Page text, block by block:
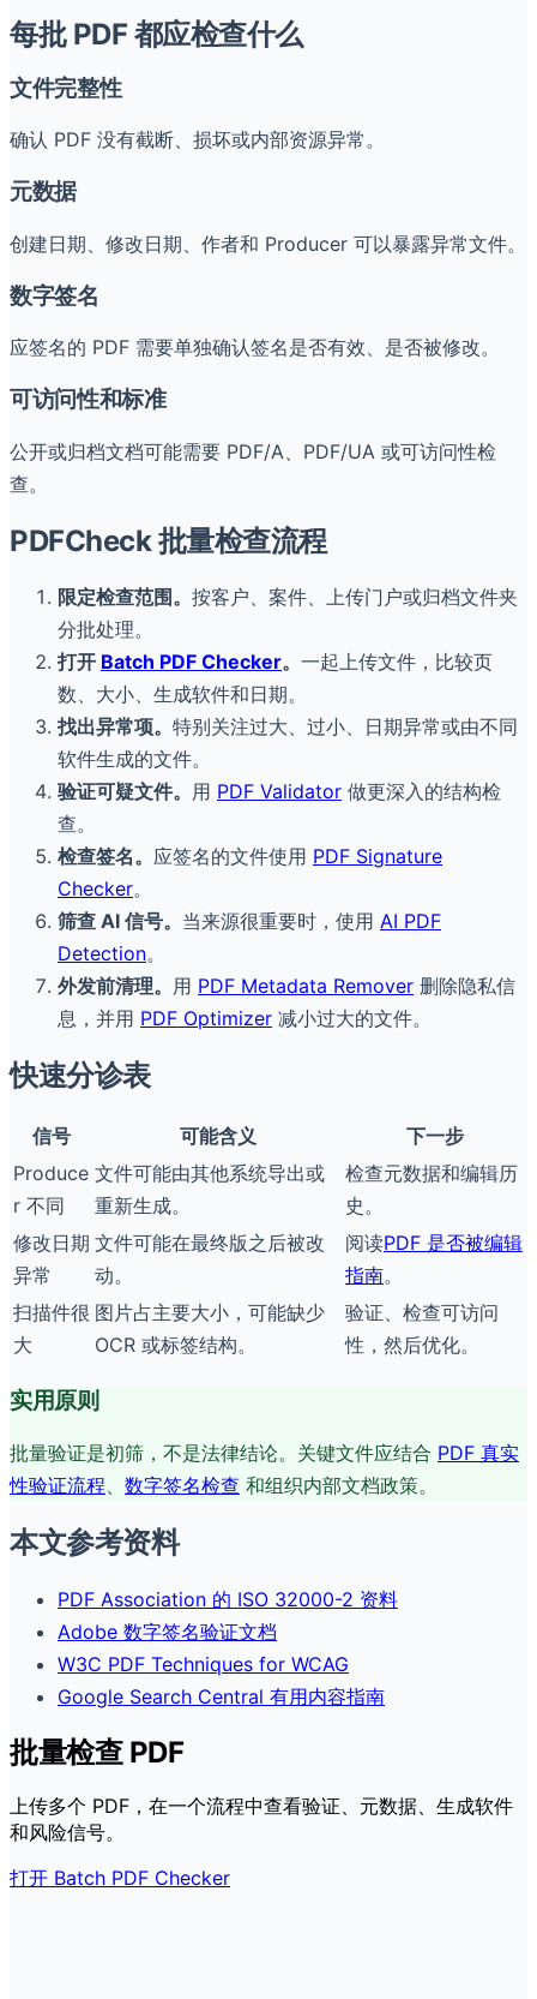
每批 PDF 都应检查什么
文件完整性
确认 PDF 没有截断、损坏或内部资源异常。
元数据
创建日期、修改日期、作者和 Producer 可以暴露异常文件。
数字签名
应签名的 PDF 需要单独确认签名是否有效、是否被修改。
可访问性和标准
公开或归档文档可能需要 PDF/A、PDF/UA 或可访问性检
查。
PDFCheck 批量检查流程
限定检查范围。 按客户、案件、上传门户或归档文件夹
分批处理。
打开 Batch PDF Checker。 一起上传文件，比较页
数、大小、生成软件和日期。
找出异常项。 特别关注过大、过小、日期异常或由不同
软件生成的文件。
验证可疑文件。 用 PDF Validator 做更深入的结构检
查。
检查签名。 应签名的文件使用 PDF Signature
Checker。
筛查 AI 信号。 当来源很重要时，使用 AI PDF
Detection。
外发前清理。 用 PDF Metadata Remover 删除隐私信
息，并用 PDF Optimizer 减小过大的文件。
快速分诊表
信号 可能含义
下一步
Produce
r 不同
文件可能由其他系统导出或
重新生成。
检查元数据和编辑历
史。
修改日期
异常
文件可能在最终版之后被改
动。
阅读PDF 是否被编辑
指南。
扫描件很
大
图片占主要大小，可能缺少
OCR 或标签结构。
验证、检查可访问
性，然后优化。
实用原则
批量验证是初筛，不是法律结论。关键文件应结合 PDF 真实
性验证流程
数字签名检查 和组织内部文档政策。
本文参考资料
PDF Association 的 ISO 32000-2 资料
Adobe 数字签名验证文档
W3C PDF Techniques for WCAG
Google Search Central 有用内容指南
批量检查 PDF
上传多个 PDF，在一个流程中查看验证、元数据、生成软件
和风险信号。
打开 Batch PDF Checker